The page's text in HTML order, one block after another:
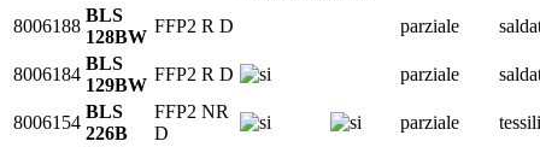
8006188
BLS
128BW
FFP2 R D parziale
8006184
BLS
129BW
FFP2 R D parziale
8006154
BLS
226B
FFP2 NR
D
parziale tessili